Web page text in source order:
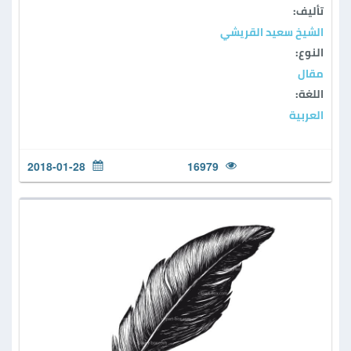
تأليف:
الشيخ سعيد القريشي
النوع:
مقال
اللغة:
العربية
16979
2018-01-28